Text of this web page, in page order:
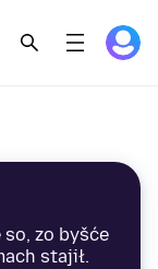
zo byšće
stajił.